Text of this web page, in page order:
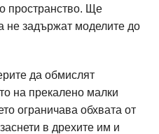
пространство. Ще
не задържат моделите до
да обмислят
на прекалено малки
ограничава обхвата от
в дрехите им и